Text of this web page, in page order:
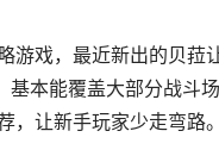
游戏，最近新出的贝菈
基本能覆盖大部分战
，让新手玩家少走弯